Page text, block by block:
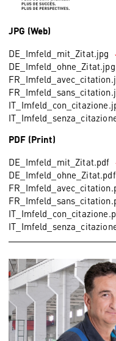
JPG (Web)
DE_Imfeld_mit_Zitat.jpg
DE_Imfeld_ohne_Zitat.jpg
PDF (Print)
DE_Imfeld_mit_Zitat.pdf
DE_Imfeld_ohne_Zitat.pdf